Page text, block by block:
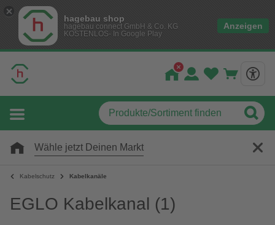
hagebau shop
hagebau connect GmbH & Co. KG
KOSTENLOS- In Google Play
Anzeigen
Wähle jetzt Deinen Markt
Kabelschutz Kabelkanäle
EGLO Kabelkanal (1)